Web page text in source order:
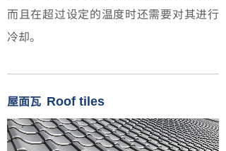
而且在超过设定的温度时还需要对其进行
冷却。
屋面瓦 Roof tiles